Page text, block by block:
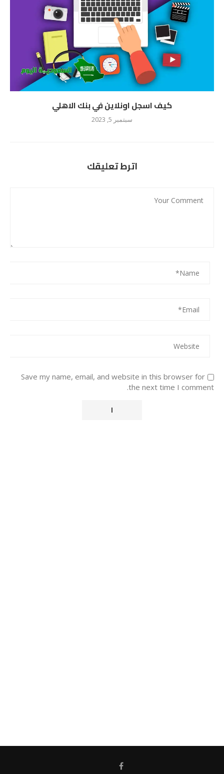
كيف اسجل اونلاين في بنك الاهلي
سبتمبر 5, 2023
اترط تعليقك
Save my name, email, and website in this browser for
the next time I comment.